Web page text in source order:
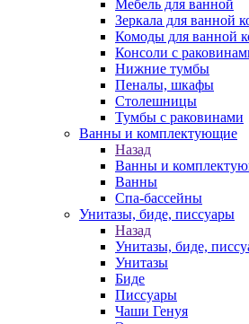
Мебель для ванной
Зеркала для ванной
Комоды для ванной
Консоли с
Нижние тумбы
Пеналы, шкафы
Столешницы
Тумбы с раковинами
Ванны и комплектующие
Назад
Ванны и
Ванны
Спа-бассейны
Унитазы, биде, писсуары
Назад
Унитазы, биде,
Унитазы
Биде
Писсуары
Чаши Генуя